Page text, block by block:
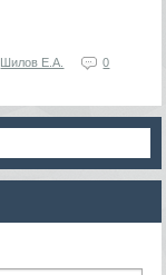
Шилов Е.А. 0